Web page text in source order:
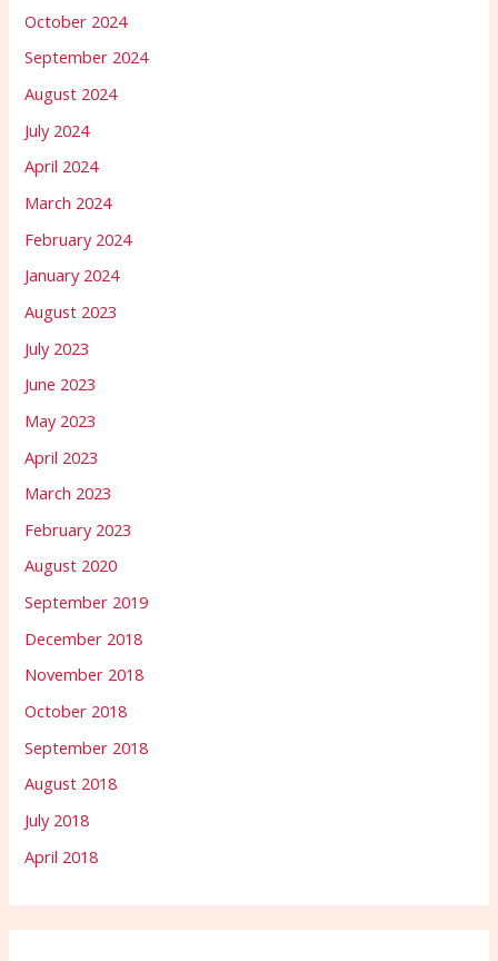
October 2024
September 2024
August 2024
July 2024
April 2024
March 2024
February 2024
January 2024
August 2023
July 2023
June 2023
May 2023
April 2023
March 2023
February 2023
August 2020
September 2019
December 2018
November 2018
October 2018
September 2018
August 2018
July 2018
April 2018